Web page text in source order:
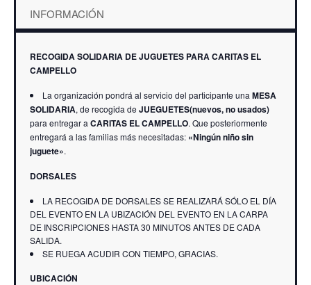
INFORMACIÓN
RECOGIDA SOLIDARIA DE JUGUETES PARA CARITAS EL
CAMPELLO
La organización pondrá al servicio del participante una MESA
SOLIDARIA, de recogida de JUEGUETES(nuevos, no usados)
para entregar a CARITAS EL CAMPELLO. Que posteriormente
entregará a las familias más necesitadas: «Ningún niño sin
juguete».
DORSALES
LA RECOGIDA DE DORSALES SE REALIZARÁ SÓLO EL DÍA
DEL EVENTO EN LA UBIZACIÓN DEL EVENTO EN LA CARPA
DE INSCRIPCIONES HASTA 30 MINUTOS ANTES DE CADA
SALIDA.
SE RUEGA ACUDIR CON TIEMPO, GRACIAS.
UBICACIÓN